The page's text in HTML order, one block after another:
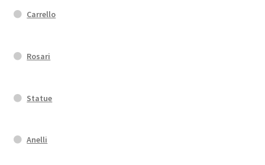
Carrello
Rosari
Statue
Anelli